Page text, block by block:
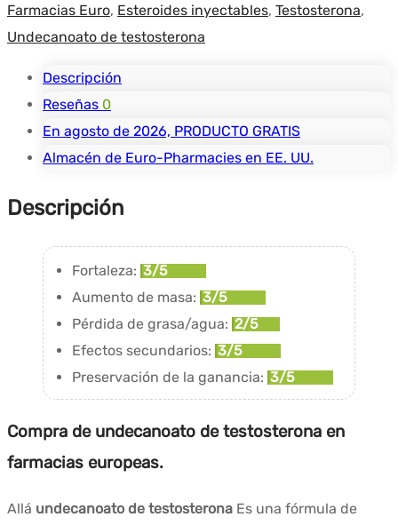
Farmacias Euro, Esteroides inyectables, Testosterona,
Undecanoato de testosterona
Descripción
Reseñas 0
En agosto de 2026, PRODUCTO GRATIS
Almacén de Euro-Pharmacies en EE. UU.
Descripción
Fortaleza: 3/5
Aumento de masa: 3/5
Pérdida de grasa/agua: 2/5
Efectos secundarios: 3/5
Preservación de la ganancia: 3/5
Compra de undecanoato de testosterona en
farmacias europeas.
Allá undecanoato de testosterona Es una fórmula de